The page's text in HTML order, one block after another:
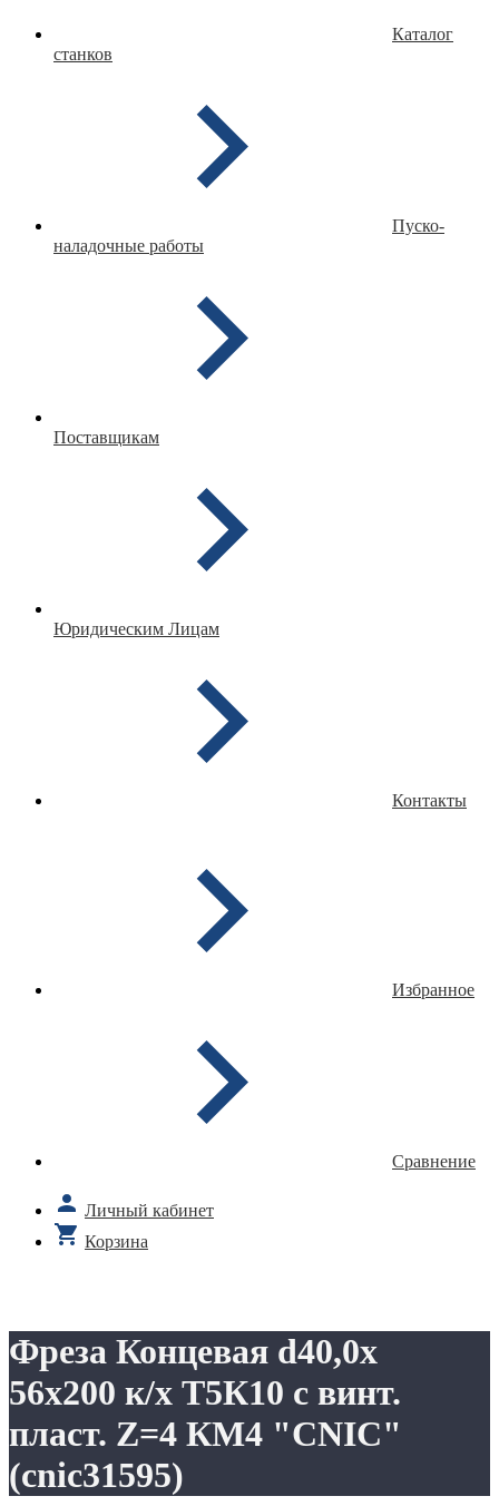
Каталог
станков
Пуско-
наладочные работы
Поставщикам
Юридическим Лицам
Контакты
Избранное
Сравнение
Личный кабинет
Корзина
Фреза Концевая d40,0х
56х200 к/х Т5К10 с винт.
пласт. Z=4 КМ4 "CNIC"
(cnic31595)